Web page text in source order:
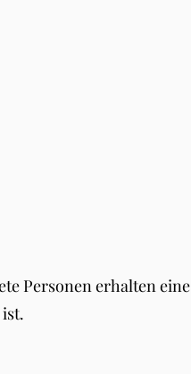
Personen erhalten eine